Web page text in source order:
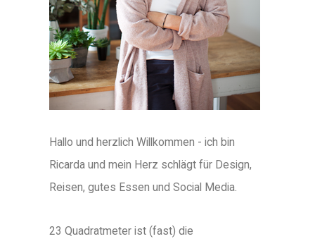
Hallo und herzlich Willkommen - ich bin
Ricarda und mein Herz schlägt für Design,
Reisen, gutes Essen und Social Media.
23 Quadratmeter ist (fast) die